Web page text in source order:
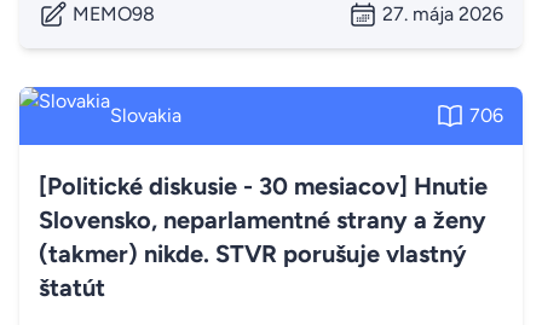
MEMO98 27. mája 2026
Slovakia 706
[Politické diskusie - 30 mesiacov] Hnutie
Slovensko, neparlamentné strany a ženy
(takmer) nikde. STVR porušuje vlastný
štatút